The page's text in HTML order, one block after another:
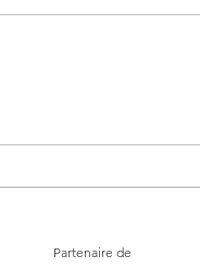
Partenaire de